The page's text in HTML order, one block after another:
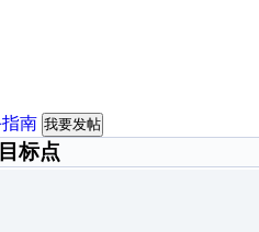
南 我要发帖
标点